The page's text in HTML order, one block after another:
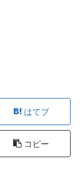
はてブ
コピー